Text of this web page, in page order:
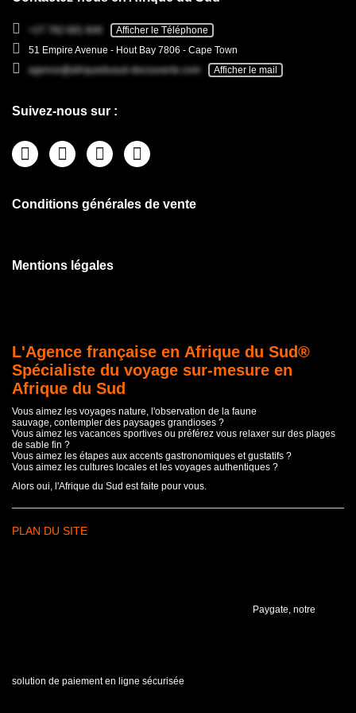
+27 782 681 846
Afficher le Téléphone
51 Empire Avenue - Hout Bay 7806 - Cape Town
agence@afriquedusud-decouverte.com
Afficher le mail
Suivez-nous sur :
Conditions générales de vente
Mentions légales
L'Agence française en Afrique du Sud®
Spécialiste du voyage sur-mesure en
Afrique du Sud
Vous aimez les voyages nature, l'observation de la faune
sauvage, contempler des paysages grandioses ?
Vous aimez les vacances sportives ou préférez vous relaxer sur des plages
de sable fin ?
Vous aimez les étapes aux accents gastronomiques et gustatifs ?
Vous aimez les cultures locales et les voyages authentiques ?
Alors oui, l'Afrique du Sud est faite pour vous.
PLAN DU SITE
Paygate, notre
solution de paiement en ligne sécurisée